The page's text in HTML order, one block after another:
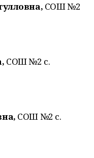
СОШ №2
СОШ №2 с.
СОШ №2 с.